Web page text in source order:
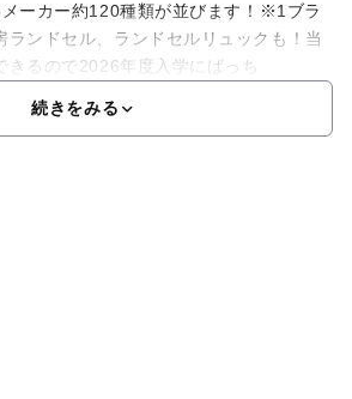
ーカー約120種類が並びます！※1ブラ
ランドセル、ランドセルリュックも！当
きるので2026年度入学にばっち
続きをみる